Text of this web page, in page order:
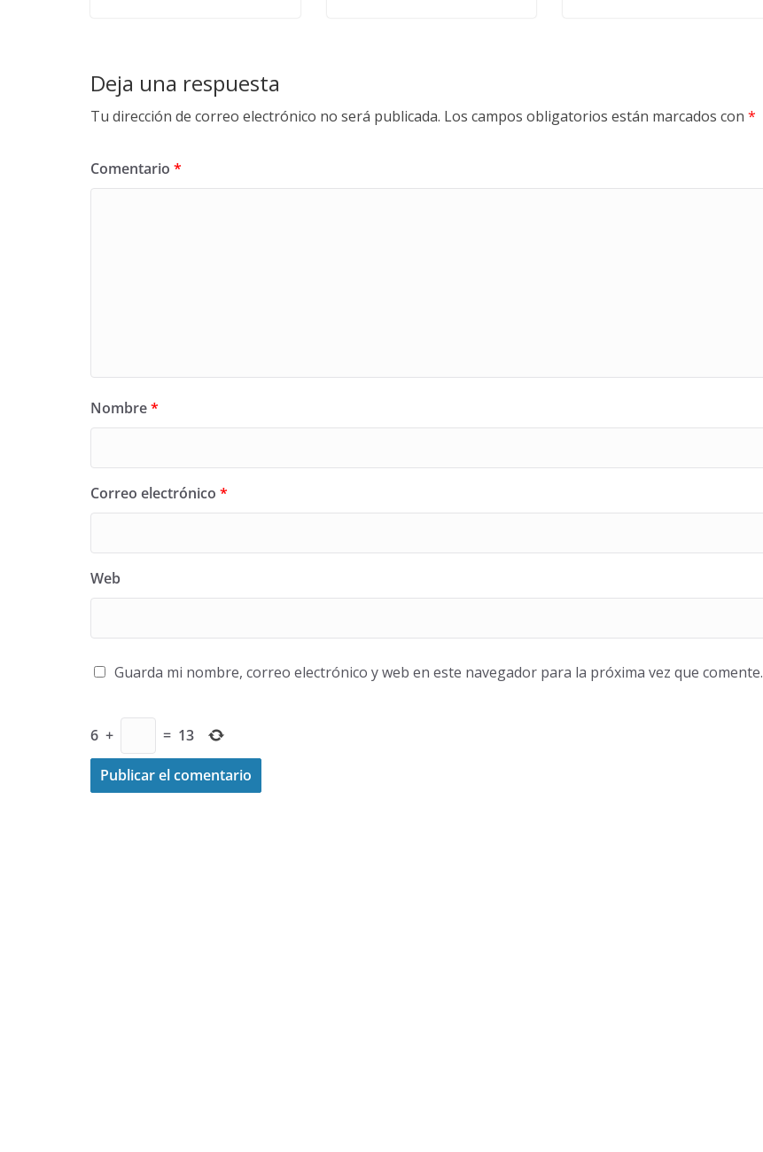
Deja una respuesta
Tu dirección de correo electrónico no será publicada. Los campos obligatorios están marcados con *
Comentario *
Nombre*
Correo electrónico *
Web
Guarda mi nombre, correo electrónico y web en este navegador para la próxima vez que comente.
6 + = 13